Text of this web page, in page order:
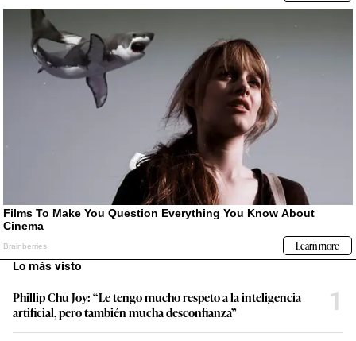
Lo más visto
Phillip Chu Joy: “Le tengo mucho respeto a la inteligencia
artificial, pero también mucha desconfianza”
1